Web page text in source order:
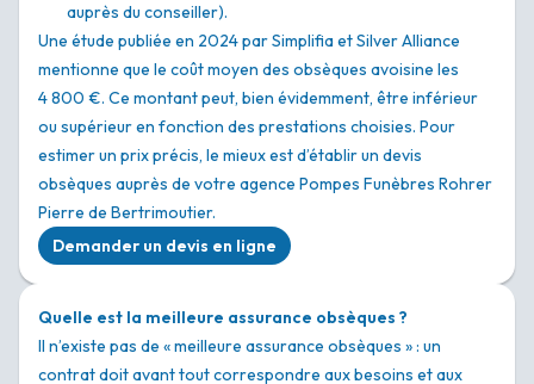
auprès du conseiller).
Une étude publiée en 2024 par Simplifia et Silver Alliance
mentionne que le coût moyen des obsèques avoisine les
4 800 €. Ce montant peut, bien évidemment, être inférieur
ou supérieur en fonction des prestations choisies. Pour
estimer un prix précis, le mieux est d’établir un devis
obsèques auprès de votre agence Pompes Funèbres Rohrer
Pierre de Bertrimoutier.
Demander un devis en ligne
Quelle est la meilleure assurance obsèques ?
Il n’existe pas de « meilleure assurance obsèques » : un
contrat doit avant tout correspondre aux besoins et aux